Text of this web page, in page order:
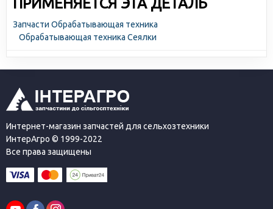
ПРИМЕНЯЕТСЯ ЭТА ДЕТАЛЬ
Запчасти Обрабатывающая техника
Обрабатывающая техника Сеялки
Интернет-магазин запчастей для сельхозтехники
ИнтерАгро © 1999-2022
Все права защищены